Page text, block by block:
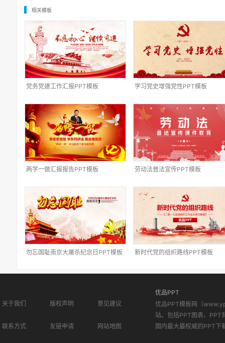
相关模板
党务党建工作汇报PPT模板 学习党史增强党性PPT模板
两学一做汇报报告PPT模板 劳动法普法宣传PPT模板
勿忘国耻南京大屠杀纪念日PPT模板 新时代党的组织路线PPT模板
关于我们 版权声明 意见建议
联系方式 友链申请 网站地图
优品PPT
优品PPT模板网（
站。包括PPT图表、PPT
国内最大最权威的PPT下